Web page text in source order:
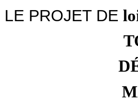
LE PROJET DE